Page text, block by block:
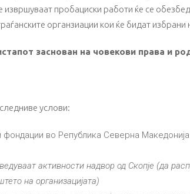
пробациски работи ќе се
органзиации кои ќе бидат избрани
заснован на човекови права и
услови:
во Република Северна
активности надвор од Скопје (да
на организацијата)